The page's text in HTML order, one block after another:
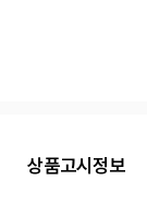
상품고시정보